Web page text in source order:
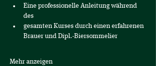
Eine professionelle Anleitung während
des
gesamten Kurses durch einen erfahrenen
Brauer und Dipl.-Biersommelier
Mehr anzeigen